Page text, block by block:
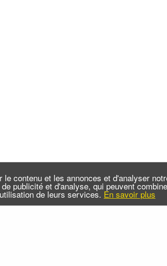
contenu et les annonces et d'analyser
publicité et d'analyse, qui peuvent
de leurs services. En savoir plus